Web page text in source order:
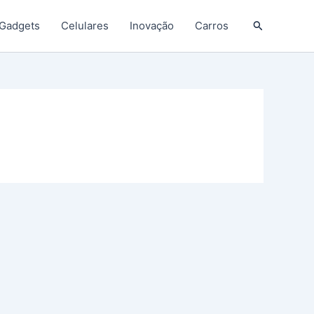
Gadgets Celulares Inovação Carros Pesquisar